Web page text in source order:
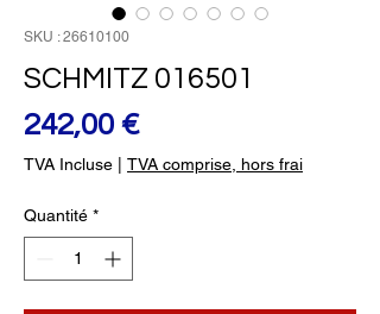
SKU : 26610100
SCHMITZ 016501
242,00 €Prix
TVA Incluse TVA comprise, hors frai
Quantité *